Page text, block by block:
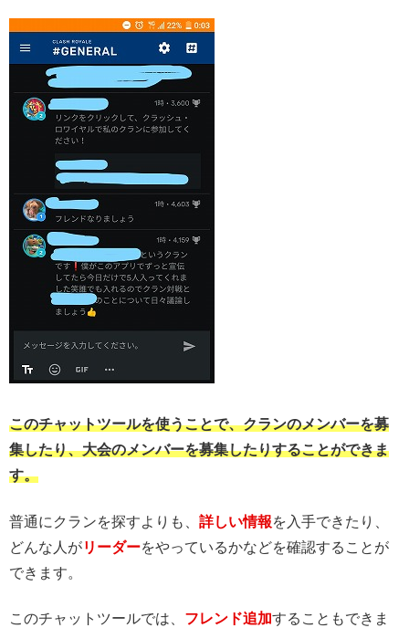
このチャットツールを使うことで、クランのメンバーを募
集したり、大会のメンバーを募集したりすることができま
す。
普通にクランを探すよりも、 詳しい情報を入手できたり、
どんな人がリーダーをやっているかなどを確認することが
できます。
このチャットツールでは、 フレンド追加することもできま